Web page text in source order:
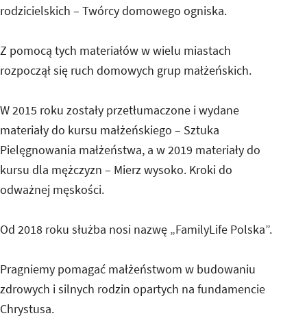
rodzicielskich – Twórcy domowego ogniska.
Z pomocą tych materiałów w wielu miastach
rozpoczął się ruch domowych grup małżeńskich.
W 2015 roku zostały przetłumaczone i wydane
materiały do kursu małżeńskiego – Sztuka
Pielęgnowania małżeństwa, a w 2019 materiały do
kursu dla mężczyzn – Mierz wysoko. Kroki do
odważnej męskości.
Od 2018 roku służba nosi nazwę „FamilyLife Polska”.
Pragniemy pomagać małżeństwom w budowaniu
zdrowych i silnych rodzin opartych na fundamencie
Chrystusa.